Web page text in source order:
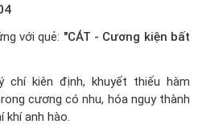
với quẻ: "CÁT - Cương kiện bất
chí kiên định, khuyết thiếu hàm
cương có nhu, hóa nguy thành
khí anh hào.